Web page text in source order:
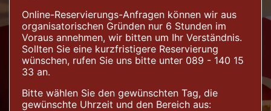
Online-Reservierungs-Anfragen können wir aus
organisatorischen Gründen nur 6 Stunden im
Voraus annehmen, wir bitten um Ihr Verständnis.
Sollten Sie eine kurzfristigere Reservierung
wünschen, rufen Sie uns bitte unter 089 - 140 15
33 an.
Bitte wählen Sie den gewünschten Tag, die
gewünschte Uhrzeit und den Bereich aus: